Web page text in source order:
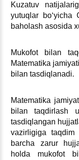
Kuzatuv
yutuqlar boʻyicha
baholash asosida
Mukofot bilan
Matematika
bilan tasdiqlanadi.
Matematika
bilan taqdirlash
tasdiqlangan
vazirligiga taqdim
barcha zarur
holda mukofot